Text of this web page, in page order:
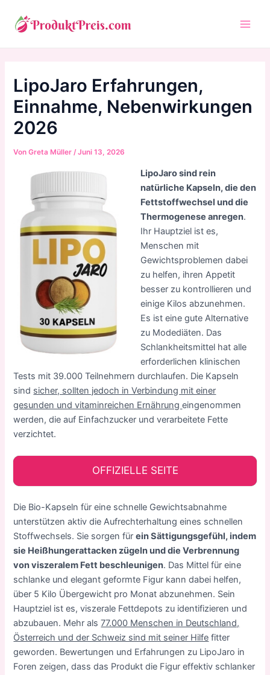
Inhalt
springen
LipoJaro Erfahrungen,
Einnahme, Nebenwirkungen
2026
VonGreta Müller /Juni 13, 2026
LipoJaro sind rein
natürliche Kapseln, die den
Fettstoffwechsel und die
Thermogenese anregen.
Ihr Hauptziel ist es,
Menschen mit
Gewichtsproblemen dabei
zu helfen, ihren Appetit
besser zu kontrollieren und
einige Kilos abzunehmen.
Es ist eine gute Alternative
zu Modediäten. Das
Schlankheitsmittel hat alle
erforderlichen klinischen
Tests mit 39.000 Teilnehmern durchlaufen. Die Kapseln
sind sicher, sollten jedoch in Verbindung mit einer
gesunden und vitaminreichen Ernährungeingenommen
werden, die auf Einfachzucker und verarbeitete Fette
verzichtet.
OFFIZIELLE SEITE
Die Bio-Kapseln für eine schnelle Gewichtsabnahme
unterstützen aktiv die Aufrechterhaltung eines schnellen
Stoffwechsels. Sie sorgen fürein Sättigungsgefühl, indem
sie Heißhungerattacken zügeln und die Verbrennung
von viszeralem Fett beschleunigen. Das Mittel für eine
schlanke und elegant geformte Figur kann dabei helfen,
über 5 Kilo Übergewicht pro Monat abzunehmen. Sein
Hauptziel ist es, viszerale Fettdepots zu identifizieren und
abzubauen. Mehr als77.000 Menschen in Deutschland,
Österreich und der Schweiz sind mit seiner Hilfe fitter
geworden. Bewertungen und Erfahrungen zu LipoJaro in
Foren zeigen, dass das Produkt die Figur effektiv schlanker